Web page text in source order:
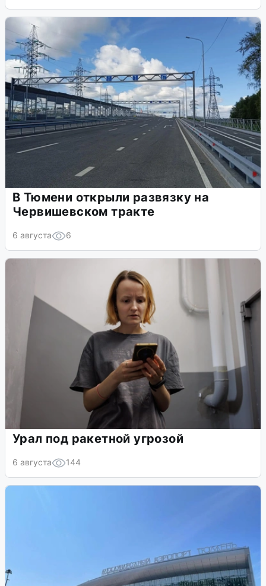
В Тюмени открыли развязку на
Червишевском тракте
6 августа 6
Урал под ракетной угрозой
6 августа 144